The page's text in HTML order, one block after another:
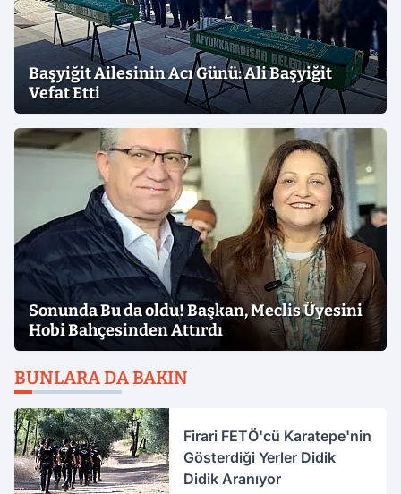
Başyiğit Ailesinin Acı Günü: Ali Başyiğit
Vefat Etti
Sonunda Bu da oldu! Başkan, Meclis Üyesini
Hobi Bahçesinden Attırdı
BUNLARA DA BAKIN
Firari FETÖ'cü Karatepe'nin
Gösterdiği Yerler Didik
Didik Aranıyor